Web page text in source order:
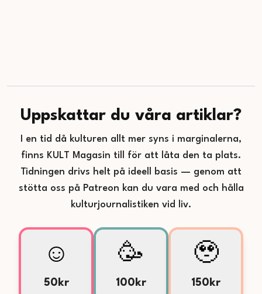
Uppskattar du våra artiklar?
I en tid då kulturen allt mer syns i marginalerna,
finns KULT Magasin till för att låta den ta plats.
Tidningen drivs helt på ideell basis — genom att
stötta oss på Patreon kan du vara med och hålla
kulturjournalistiken vid liv.
☺️
50kr
🥳
100kr
🥹
150kr